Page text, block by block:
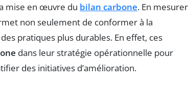
mise en œuvre du bilan carbone. En mesurer
non seulement de conformer à la
pratiques plus durables. En effet, ces
dans leur stratégie opérationnelle pour
des initiatives d’amélioration.